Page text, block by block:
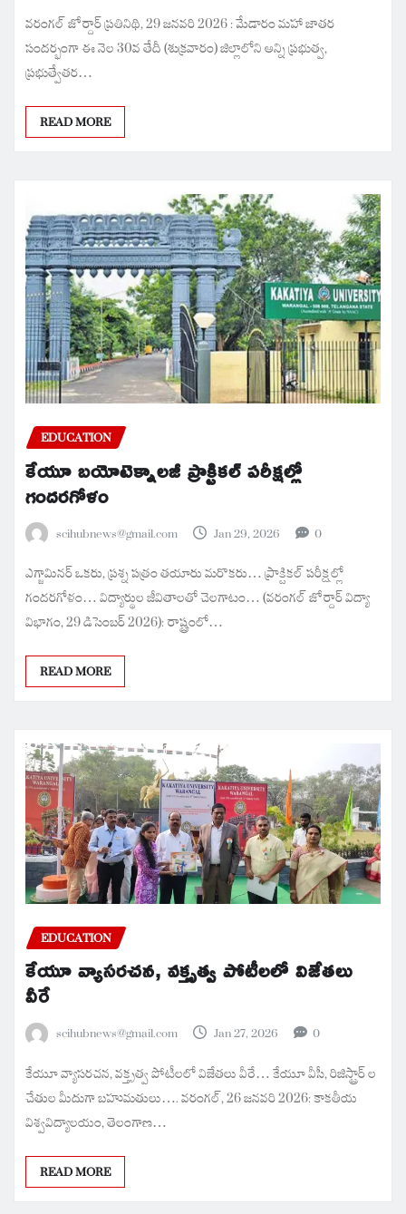
వరంగల్ జోర్దార్ ప్రతినిథి, 29 జనవరి 2026 : మేడారం మహా జాతర
సందర్భంగా ఈ నెల 30వ తేదీ (శుక్రవారం) జిల్లాలోని అన్ని ప్రభుత్వ,
ప్రభుత్వేతర…
READ MORE
EDUCATION
కేయూ బయోటెక్నాలజీ ప్రాక్టికల్ పరీక్షల్లో
గందరగోళం
scihubnews@gmail.com Jan 29, 2026 0
ఎగ్జామినర్ ఒకరు, ప్రశ్న పత్రం తయారు మరొకరు… ప్రాక్టికల్ పరీక్షల్లో
గందరగోళం… విద్యార్థుల జీవితాలతో చెలగాటం… (వరంగల్ జోర్దార్ విద్యా
విభాగం, 29 డిసెంబర్ 2026): రాష్ట్రంలో…
READ MORE
EDUCATION
కేయూ వ్యాసరచన, వక్తృత్వ పోటీలలో విజేతలు
వీరే
scihubnews@gmail.com Jan 27, 2026 0
కేయూ వ్యాసరచన, వక్తృత్వ పోటీలలో విజేతలు వీరే… కేయూ వీసీ, రిజిస్ట్రార్ ల
చేతుల మీదుగా బహుమతులు…. వరంగల్, 26 జనవరి 2026: కాకతీయ
విశ్వవిద్యాలయం, తెలంగాణ…
READ MORE